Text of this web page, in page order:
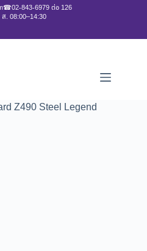
☎02-843-6979 ต่อ 126
ส. 08:00–14:30